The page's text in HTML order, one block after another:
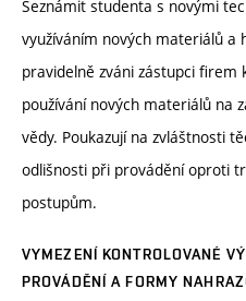
Seznámit studenta s novými
využíváním nových materiálů a
pravidelně zváni zástupci firem
používání nových materiálů na
vědy. Poukazují na zvláštnosti
odlišnosti při provádění oproti
postupům.
VYMEZENÍ KONTROLOVANÉ
PROVÁDĚNÍ A FORMY